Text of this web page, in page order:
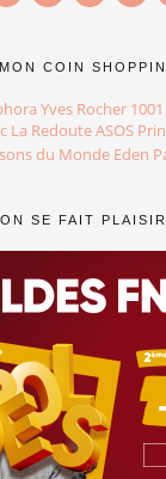
MON COIN
Yves Rocher
La RedouteASOS
du Monde Eden
ON SE FAIT